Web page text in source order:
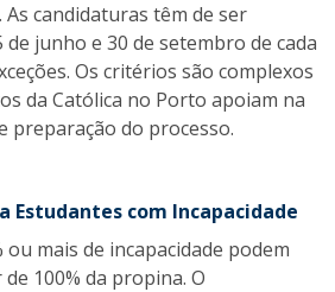
As candidaturas têm de ser
junho e 30 de setembro de cada
Os critérios são complexos
da Católica no Porto apoiam na
preparação do processo.
Estudantes com Incapacidade
ou mais de incapacidade podem
100% da propina. O